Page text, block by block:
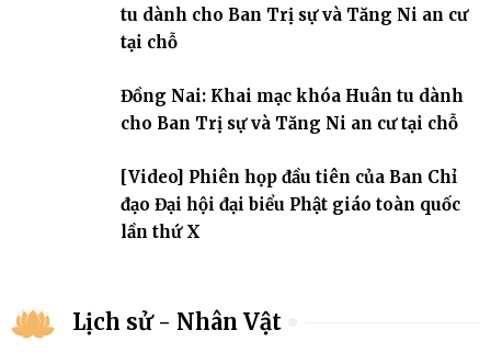
điều và biện pháp để tổ chứctu dành cho Ban Trị sự và Tăng Ni an cư
tại chỗ
Đồng Nai: Khai mạc khóa Huân tu dành
cho Ban Trị sự và Tăng Ni an cư tại chỗ
[Video] Phiên họp đầu tiên của Ban Chỉ
đạo Đại hội đại biểu Phật giáo toàn quốc
lần thứ X
Lịch sử - Nhân Vật